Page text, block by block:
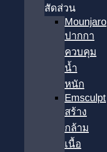
สัดส่วน
Mounjaro
ปากกา
ควบคุม
น้ำ
หนัก
Emsculpt
สร้าง
กล้าม
เนื้อ